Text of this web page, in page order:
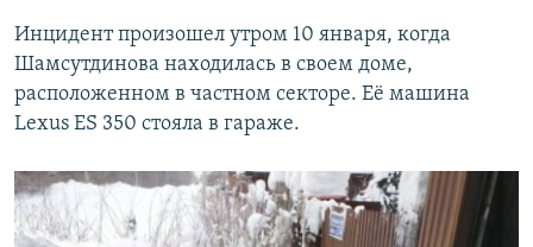
Инцидент произошел утром 10 января, когда
Шамсутдинова находилась в своем доме,
расположенном в частном секторе. Её машина
Lexus ЕS 350 стояла в гараже.